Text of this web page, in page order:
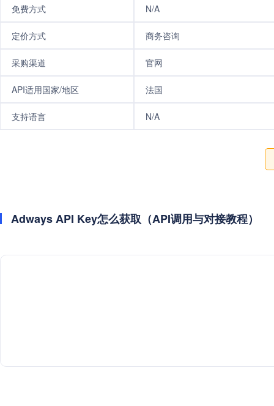
免费方式 N/A
定价方式 商务咨询
采购渠道 官网
API适用国家/地区 法国
支持语言 N/A
Adways API Key怎么获取（API调用与对接教程）